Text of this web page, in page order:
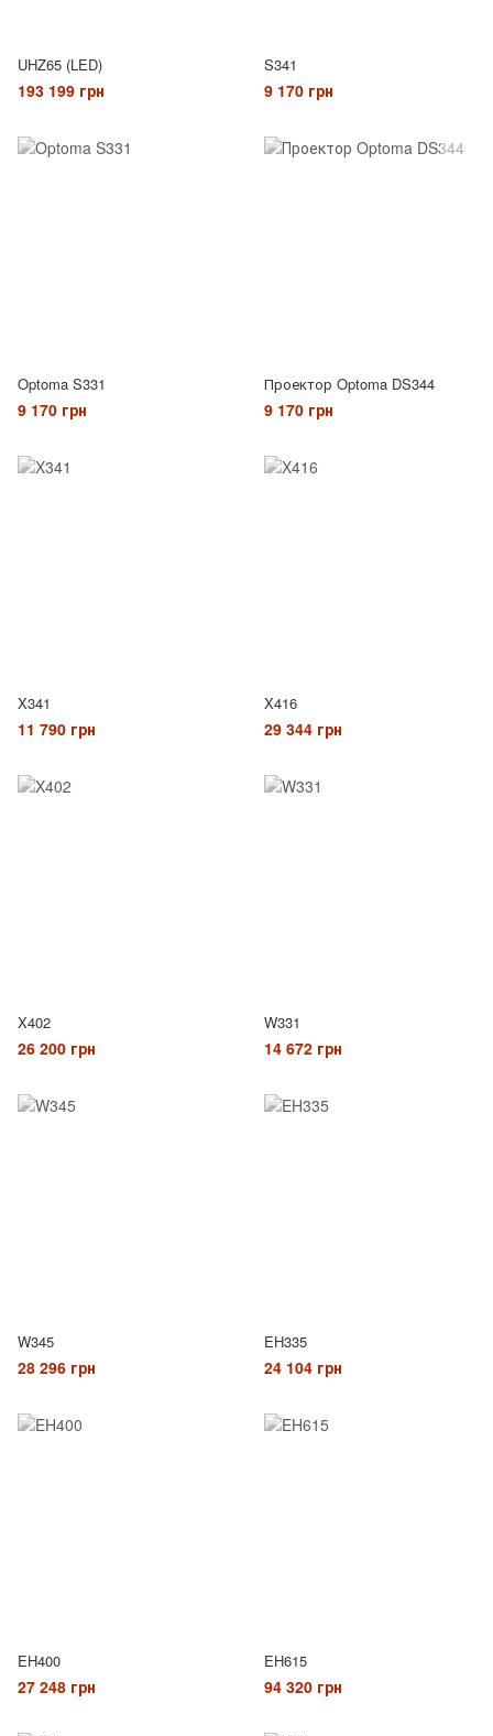
UHZ65 (LED)
193 199 грн
S341
9 170 грн
Optoma S331
9 170 грн
Проектор Optoma DS344
9 170 грн
X341
11 790 грн
X416
29 344 грн
X402
26 200 грн
W331
14 672 грн
W345
28 296 грн
EH335
24 104 грн
EH400
27 248 грн
EH615
94 320 грн